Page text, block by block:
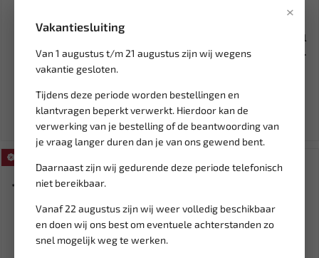
×
Vakantiesluiting
Van 1 augustus t/m 21 augustus zijn wij wegens
vakantie gesloten.
Tijdens deze periode worden bestellingen en
klantvragen beperkt verwerkt. Hierdoor kan de
verwerking van je bestelling of de beantwoording van
je vraag langer duren dan je van ons gewend bent.
Daarnaast zijn wij gedurende deze periode telefonisch
niet bereikbaar.
Vanaf 22 augustus zijn wij weer volledig beschikbaar
en doen wij ons best om eventuele achterstanden zo
snel mogelijk weg te werken.
LIQUI MOLY Transmissieolie
verliesstop 35 ml LM-10...
Ex. btw: € 7,20
RODAC 3/8" slagmoersleutel
Twin Hammer 585 Nm RC66...
Ex. btw: € 199,00